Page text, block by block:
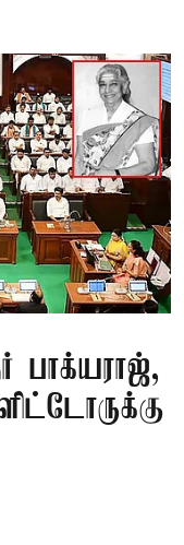
பாக்யராஜ்,